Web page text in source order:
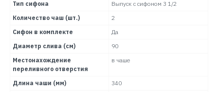
Тип сифона
Выпуск с сифоном 3 1/2
Количество чаш (шт.)
2
Сифон в комплекте
Да
Диаметр слива (см)
90
Местонахождение
переливного отверстия
в чаше
Длина чаши (мм)
340